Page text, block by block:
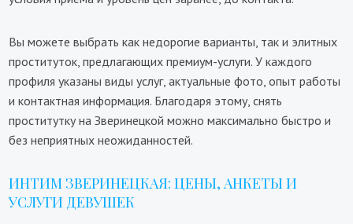
Вы можете выбрать как недорогие варианты, так и элитных
проституток, предлагающих премиум-услуги. У каждого
профиля указаны виды услуг, актуальные фото, опыт работы
и контактная информация. Благодаря этому, снять
проститутку на Зверинецкой можно максимально быстро и
без неприятных неожиданностей.
ИНТИМ ЗВЕРИНЕЦКАЯ: ЦЕНЫ, АНКЕТЫ И
УСЛУГИ ДЕВУШЕК